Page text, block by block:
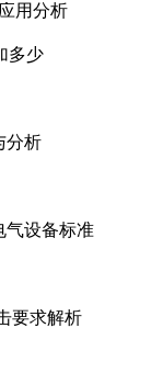
用分析
多少
分析
气设备标准
要求解析